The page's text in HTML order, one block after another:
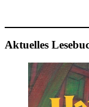
Aktuelles